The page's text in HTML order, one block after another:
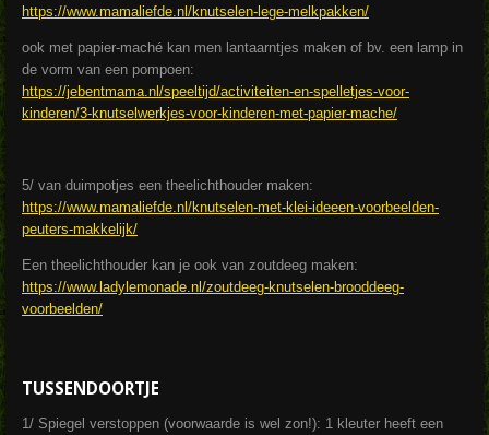
https://www.mamaliefde.nl/knutselen-lege-melkpakken/
ook met papier-maché kan men lantaarntjes maken of bv. een lamp in
de vorm van een pompoen:
https://jebentmama.nl/speeltijd/activiteiten-en-spelletjes-voor-
kinderen/3-knutselwerkjes-voor-kinderen-met-papier-mache/
5/ van duimpotjes een theelichthouder maken:
https://www.mamaliefde.nl/knutselen-met-klei-ideeen-voorbeelden-
peuters-makkelijk/
Een theelichthouder kan je ook van zoutdeeg maken:
https://www.ladylemonade.nl/zoutdeeg-knutselen-brooddeeg-
voorbeelden/
TUSSENDOORTJE
1/ Spiegel verstoppen (voorwaarde is wel zon!): 1 kleuter heeft een